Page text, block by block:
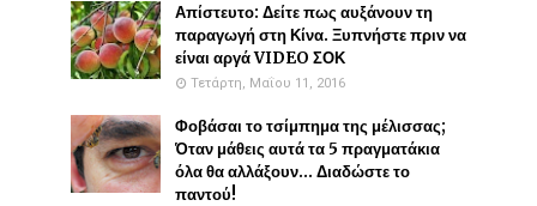
Απίστευτο: Δείτε πως αυξάνουν τη
παραγωγή στη Κίνα. Ξυπνήστε πριν να
είναι αργά VIDEO ΣΟΚ
Τετάρτη, Μαΐου 11, 2016
Φοβάσαι το τσίμπημα της μέλισσας;
Όταν μάθεις αυτά τα 5 πραγματάκια
όλα θα αλλάξουν... Διαδώστε το
παντού!